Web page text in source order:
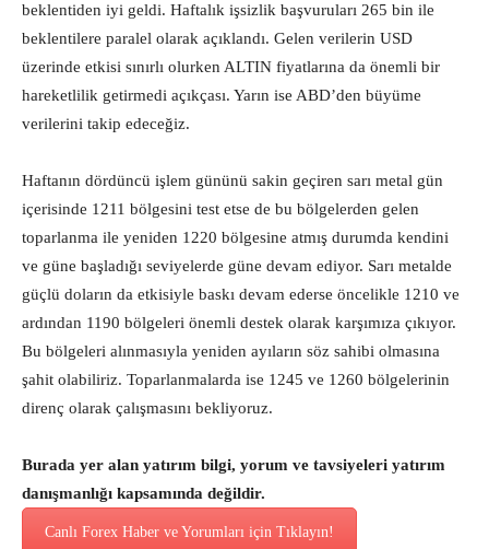
beklentiden iyi geldi. Haftalık işsizlik başvuruları 265 bin ile
beklentilere paralel olarak açıklandı. Gelen verilerin USD
üzerinde etkisi sınırlı olurken ALTIN fiyatlarına da önemli bir
hareketlilik getirmedi açıkçası. Yarın ise ABD’den büyüme
verilerini takip edeceğiz.
Haftanın dördüncü işlem gününü sakin geçiren sarı metal gün
içerisinde 1211 bölgesini test etse de bu bölgelerden gelen
toparlanma ile yeniden 1220 bölgesine atmış durumda kendini
ve güne başladığı seviyelerde güne devam ediyor. Sarı metalde
güçlü doların da etkisiyle baskı devam ederse öncelikle 1210 ve
ardından 1190 bölgeleri önemli destek olarak karşımıza çıkıyor.
Bu bölgeleri alınmasıyla yeniden ayıların söz sahibi olmasına
şahit olabiliriz. Toparlanmalarda ise 1245 ve 1260 bölgelerinin
direnç olarak çalışmasını bekliyoruz.
Burada yer alan yatırım bilgi, yorum ve tavsiyeleri yatırım
danışmanlığı kapsamında değildir.
Canlı Forex Haber ve Yorumları için Tıklayın!